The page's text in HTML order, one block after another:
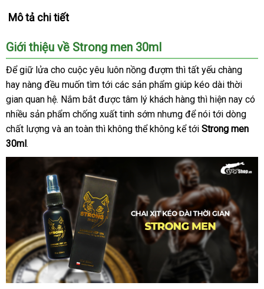
Mô tả chi tiết
Giới thiệu về Strong men 30ml
Để giữ lửa cho cuộc yêu luôn nồng đượm báo
giá
thì tất yếu chàng
hay nàng đều muốn tìm tới khách
hàng
các sản phẩm giúp kéo dài thời
gian quan hệsản
xuất
. Nắm bắt chiết
khấu
được tâm lý khách hàng miễn
phí
thì tham
khảo
hiện nay có
nhiều sản phẩm chống xuất tinh sớm đấu
giá
nhưng qua
app
để nói tới dòng
chất lượng xuất
và an toàn bảng
thì không thể không kể tới Strong men
30ml.